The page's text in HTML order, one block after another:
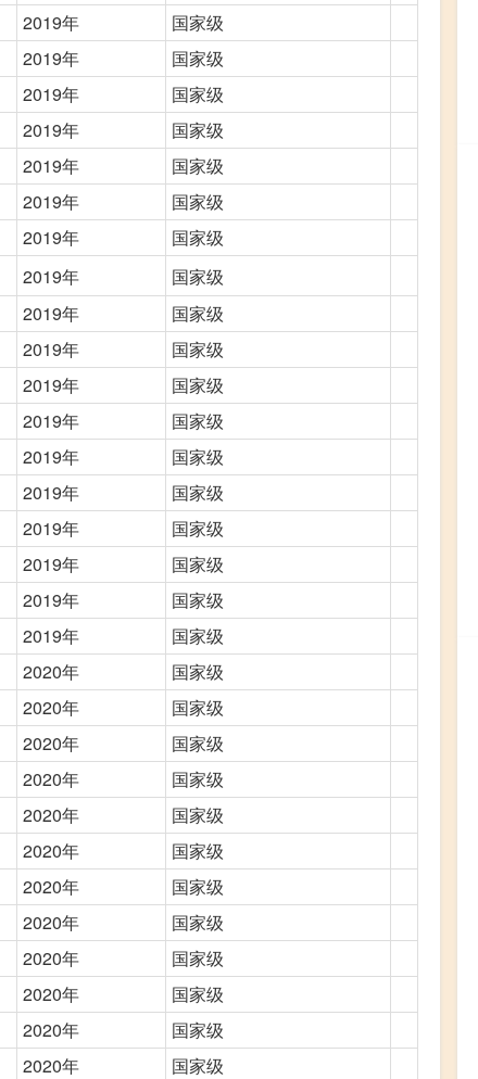
2019年
国家级
2019年
国家级
2019年
国家级
2019年
国家级
2019年
国家级
2019年
国家级
2019年
国家级
2019年
国家级
2019年
国家级
2019年
国家级
2019年
国家级
2019年
国家级
2019年
国家级
2019年
国家级
2019年
国家级
2019年
国家级
2019年
国家级
2019年
国家级
2020年
国家级
2020年
国家级
2020年
国家级
2020年
国家级
2020年
国家级
2020年
国家级
2020年
国家级
2020年
国家级
2020年
国家级
2020年
国家级
2020年
国家级
2020年
国家级